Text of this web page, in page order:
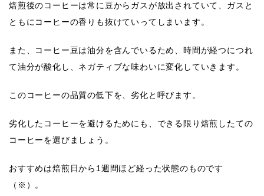
焙煎後のコーヒーは常に豆からガスが放出されていて、ガスと
ともにコーヒーの香りも抜けていってしまいます。
また、コーヒー豆は油分を含んでいるため、時間が経つにつれ
て油分が酸化し、ネガティブな味わいに変化していきます。
このコーヒーの品質の低下を、劣化と呼びます。
劣化したコーヒーを避けるためにも、できる限り 焙煎したての
コーヒーを選びましょう。
おすすめは焙煎日から1週間ほど経った状態のものです
（※）。